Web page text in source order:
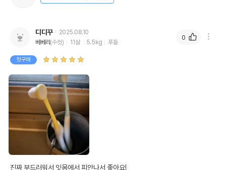
디디꾸
2025.08.10
베베리 (수컷) 11살 5.5kg 푸들
첫구매
진짜 부드러워서 잇몸에서 피안나서 좋아요!
0